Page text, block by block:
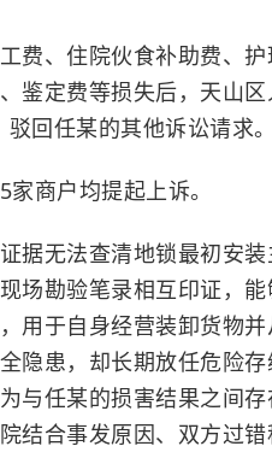
费、住院伙食补助费、护
鉴定费等损失后，天山
回任某的其他诉讼请求。
商户均提起上诉。
据无法查清地锁最初安
场勘验笔录相互印证，能
用于自身经营装卸货物
隐患，却长期放任危险
与任某的损害结果之间
结合事发原因、双方过